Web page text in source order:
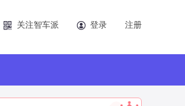
关注智车派 登录 注册